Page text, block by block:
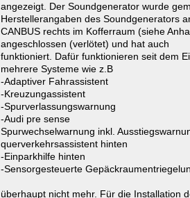
angezeigt. Der Soundgenerator wurde
Herstellerangaben des Soundgenerators
CANBUS rechts im Kofferraum (siehe
angeschlossen (verlötet) und hat auch
funktioniert. Dafür funktionieren seit dem
mehrere Systeme wie z.B
-Adaptiver Fahrassistent
-Kreuzungassistent
-Spurverlassungswarnung
-Audi pre sense
Spurwechselwarnung inkl.
querverkehrsassistent hinten
-Einparkhilfe hinten
-Sensorgesteuerte
überhaupt nicht mehr. Für die Installation